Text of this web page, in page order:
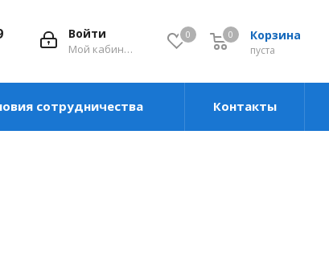
0 Корзина
0
пуста
0
Войти
Мой кабинет
сотрудничества Контакты